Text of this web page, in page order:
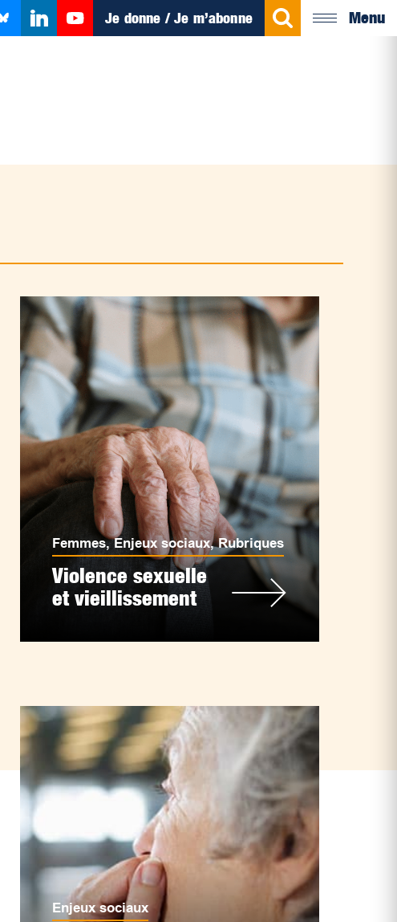
Je donne / Je m’abonne Menu
Femmes,Enjeux sociaux,Rubriques
Violence sexuelle
et vieillissement
Enjeux sociaux